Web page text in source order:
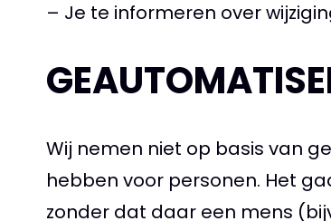
– Je te informeren over
Wij nemen niet op basis van
hebben voor personen. Het
zonder dat daar een mens